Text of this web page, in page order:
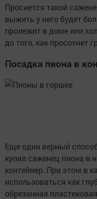
Проснется такой
выжить у него будет
пролежит в доме или
до того, как просохнет
Посадка пиона в
Еще один верный
купил саженец пиона в
контейнер. При этом в
использоваться как
обрезанная